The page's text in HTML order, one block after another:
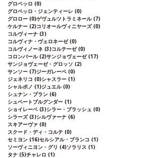
グロペッロ (0)
グロペッロ・ジェンティーレ (0)
グロロー (0)ゲヴュルツトラミネール (7)
ケルナー (2)コリオールヴィニヤーズ (0)
コルヴィーナ (3)
コルヴィナ・ヴェロネーゼ (0)
コルヴィノーネ (3)コルテーゼ (0)
コロンバール (2)サンジョヴェーゼ (17)
サンジョヴェーゼ・グロッソ (2)
サンソー (7)ジーガレーベ (0)
ジェネリコ (0)シャスラー (1)
シャルボノ (1)ジュエル (0)
シュナン・ブラン (6)
シュペートブルグンダー (1)
ショイレーベ (3)シラー・ブラッシュ (0)
シラーズ (3)シルヴァーナ (6)
スキアーヴァ (0)
スクード・ディ・コルテ (0)
セミヨン (16)セルシアル・ブランコ (1)
ソーヴィニヨン・グリ (4)ソラリス (1)
タナ (5)チャレロ (1)